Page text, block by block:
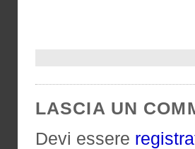
LASCIA UN
Devi essere